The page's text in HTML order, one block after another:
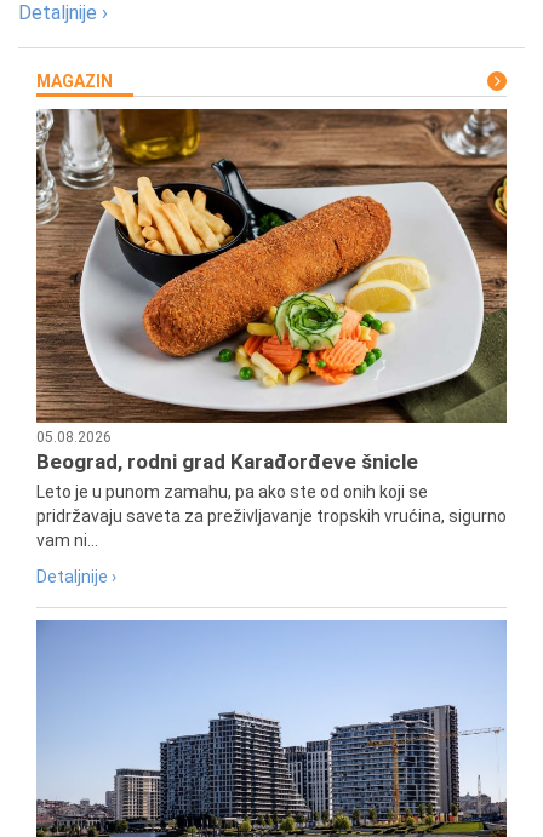
Detaljnije ›
MAGAZIN
05.08.2026
Beograd, rodni grad Karađorđeve šnicle
Leto je u punom zamahu, pa ako ste od onih koji se
pridržavaju saveta za preživljavanje tropskih vrućina, sigurno
vam ni...
Detaljnije ›